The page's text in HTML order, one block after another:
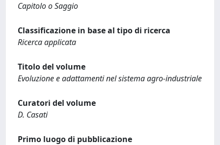
Capitolo o Saggio
Classificazione in base al tipo di ricerca
Ricerca applicata
Titolo del volume
Evoluzione e adattamenti nel sistema agro-industriale
Curatori del volume
D. Casati
Primo luogo di pubblicazione